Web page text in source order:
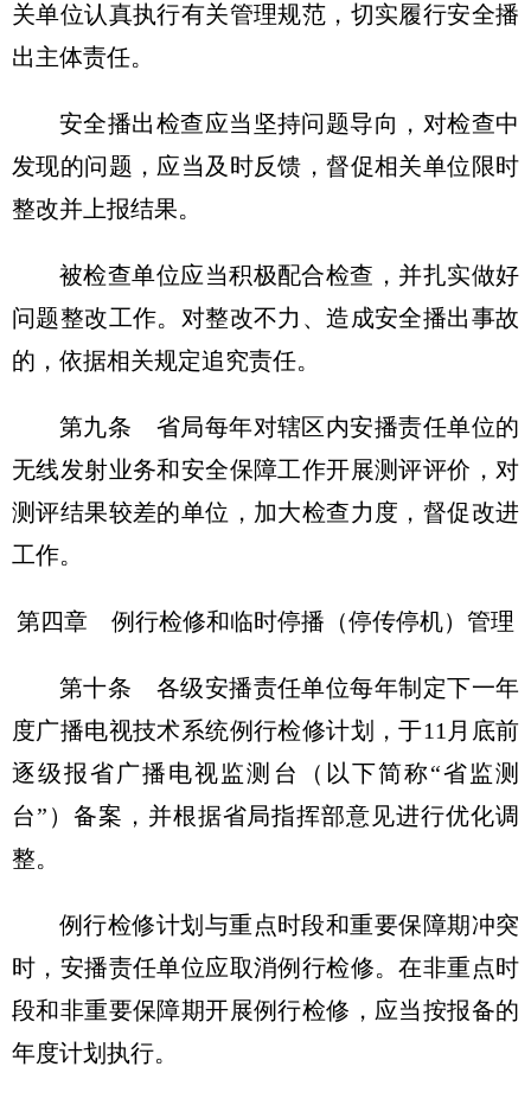
关单位认真执行有关管理规范，切实履行安全播
出主体责任。
安全播出检查应当坚持问题导向，对检查中
发现的问题，应当及时反馈，督促相关单位限时
整改并上报结果。
被检查单位应当积极配合检查，并扎实做好
问题整改工作。对整改不力、造成安全播出事故
的，依据相关规定追究责任。
第九条 省局每年对辖区内安播责任单位的
无线发射业务和安全保障工作开展测评评价，对
测评结果较差的单位，加大检查力度，督促改进
工作。
第四章 例行检修和临时停播（停传停机）管理
第十条 各级安播责任单位每年制定下一年
度广播电视技术系统例行检修计划，于11月底前
逐级报省广播电视监测台（以下简称“省监测
台”）备案，并根据省局指挥部意见进行优化调
整。
例行检修计划与重点时段和重要保障期冲突
时，安播责任单位应取消例行检修。在非重点时
段和非重要保障期开展例行检修，应当按报备的
年度计划执行。